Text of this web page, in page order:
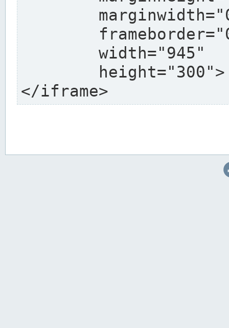
</iframe>